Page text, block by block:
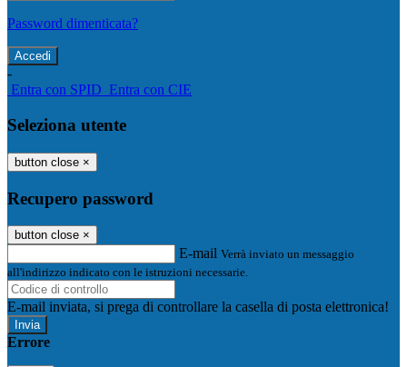
Password dimenticata?
-
Entra con SPID Entra con CIE
Seleziona utente
button close ×
Recupero password
button close ×
E-mail Verrà inviato un messaggio
all'indirizzo indicato con le istruzioni necessarie.
E-mail inviata, si prega di controllare la casella di posta elettronica!
Errore